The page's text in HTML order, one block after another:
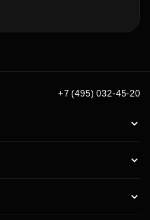
+7 (495) 032-45-20